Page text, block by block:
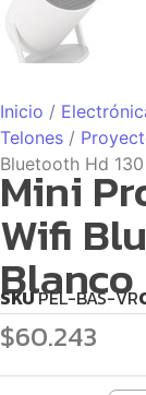
Inicio /
Telones /
Bluetooth Hd
Mini
Wifi
Blanco
SKUPEL-BAS-VR
$60.243